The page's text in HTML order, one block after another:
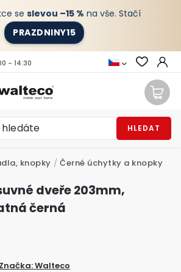
se slevou –15 % na vše. Stačí
PRAZDNINY15
- 14:30
HLEDAT
knopky / Černé úchytky a knopky
dveře 203mm,
černá
Značka:Walteco